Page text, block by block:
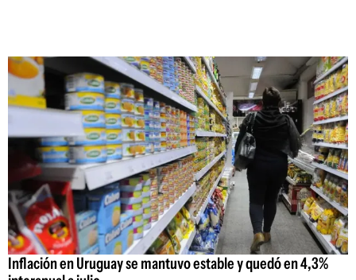
Inflación en Uruguay se mantuvo estable y quedó en 4,3%